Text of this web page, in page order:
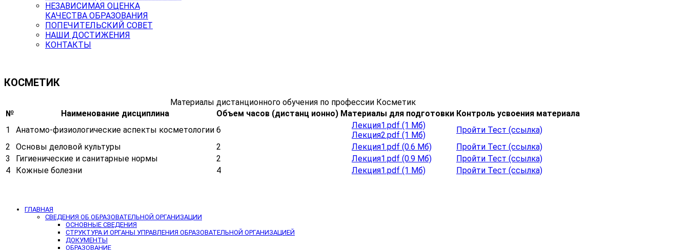
НЕЗАВИСИМАЯ ОЦЕНКА
КАЧЕСТВА ОБРАЗОВАНИЯ
ПОПЕЧИТЕЛЬСКИЙ СОВЕТ
НАШИ ДОСТИЖЕНИЯ
КОНТАКТЫ
КОСМЕТИК
Материалы дистанционного обучения по профессии Косметик
№
Наименование дисциплина Объем часов (дистанц ионно) Материалы для подготовки Контроль усвоения материала
1
Анатомо-физиологические аспекты косметологии 6
Лекция1.pdf (1 Мб)
Лекция2.pdf (1 Мб)
Пройти Тест (ссылка)
2
Основы деловой культуры 2 Лекция1.pdf (0.6 Мб)
Пройти Тест (ссылка)
3
Гигиенические и санитарные нормы 2 Лекция1.pdf (0.9 Мб)
Пройти Тест (ссылка)
4
Кожные болезни 4 Лекция1.pdf (1 Мб) Пройти Тест (ссылка)
ГЛАВНАЯ
СВЕДЕНИЯ ОБ ОБРАЗОВАТЕЛЬНОЙ ОРГАНИЗАЦИИ
ОСНОВНЫЕ СВЕДЕНИЯ
СТРУКТУРА И ОРГАНЫ УПРАВЛЕНИЯ ОБРАЗОВАТЕЛЬНОЙ ОРГАНИЗАЦИЕЙ
ДОКУМЕНТЫ
ОБРАЗОВАНИЕ